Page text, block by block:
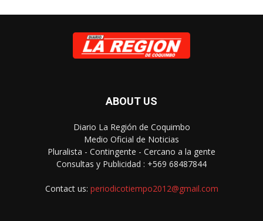
ABOUT US
Diario La Región de Coquimbo
Medio Oficial de Noticias
Pluralista - Contingente - Cercano a la gente
Consultas y Publicidad : +569 68487844
Contact us: periodicotiempo2012@gmail.com